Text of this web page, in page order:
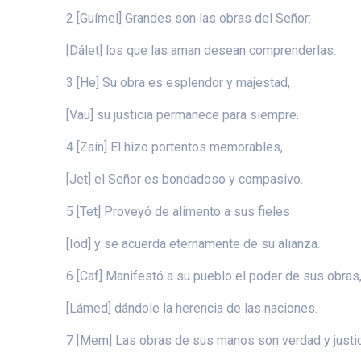
2 [Guímel] Grandes son las obras del Señor:
[Dálet] los que las aman desean comprenderlas.
3 [He] Su obra es esplendor y majestad,
[Vau] su justicia permanece para siempre.
4 [Zain] El hizo portentos memorables,
[Jet] el Señor es bondadoso y compasivo.
5 [Tet] Proveyó de alimento a sus fieles
[Iod] y se acuerda eternamente de su alianza.
6 [Caf] Manifestó a su pueblo el poder de sus
[Lámed] dándole la herencia de las naciones.
7 [Mem] Las obras de sus manos son verdad y